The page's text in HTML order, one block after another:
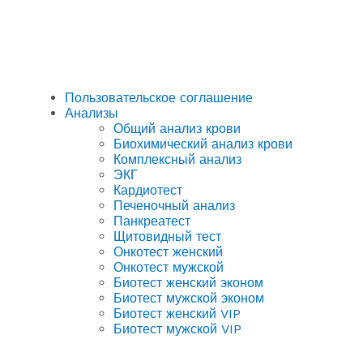
Пользовательское соглашение
Анализы
Общий анализ крови
Биохимический анализ крови
Комплексный анализ
ЭКГ
Кардиотест
Печеночный анализ
Панкреатест
Щитовидный тест
Онкотест женский
Онкотест мужской
Биотест женский эконом
Биотест мужской эконом
Биотест женский VIP
Биотест мужской VIP